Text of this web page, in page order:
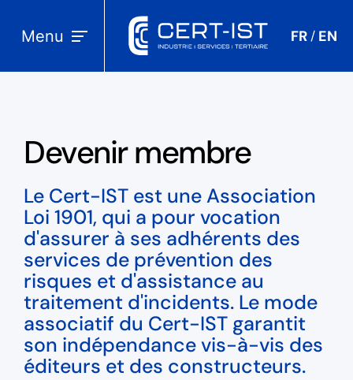
Menu FR / EN
Devenir membre
Le Cert-IST est une Association
Loi 1901, qui a pour vocation
d'assurer à ses adhérents des
services de prévention des
risques et d'assistance au
traitement d'incidents. Le mode
associatif du Cert-IST garantit
son indépendance vis-à-vis des
éditeurs et des constructeurs.